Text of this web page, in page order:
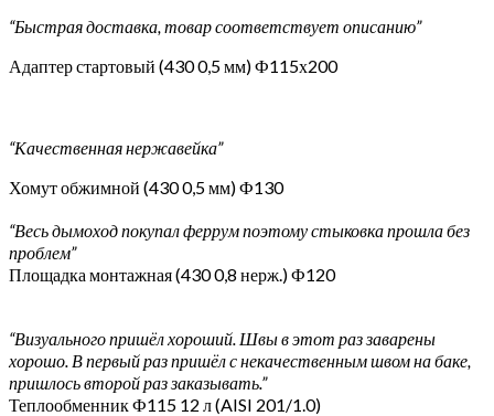
“Быстрая доставка, товар соответствует описанию”
Адаптер стартовый (430 0,5 мм) Ф115х200
“Качественная нержавейка”
Хомут обжимной (430 0,5 мм) Ф130
“Весь дымоход покупал феррум поэтому стыковка прошла без
проблем”
Площадка монтажная (430 0,8 нерж.) Ф120
“Визуального пришёл хороший. Швы в этот раз заварены
хорошо. В первый раз пришёл с некачественным швом на баке,
пришлось второй раз заказывать.”
Теплообменник Ф115 12 л (AISI 201/1.0)